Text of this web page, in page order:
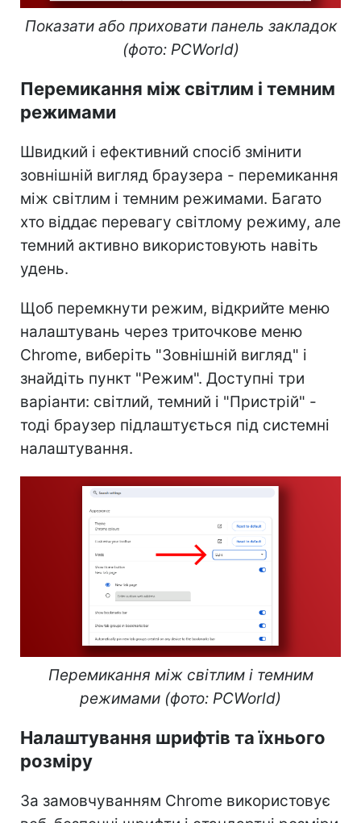
Показати або приховати панель закладок
(фото: PCWorld)
Перемикання між світлим і темним
режимами
Швидкий і ефективний спосіб змінити
зовнішній вигляд браузера - перемикання
між світлим і темним режимами. Багато
хто віддає перевагу світлому режиму, але
темний активно використовують навіть
удень.
Щоб перемкнути режим, відкрийте меню
налаштувань через триточкове меню
Chrome, виберіть "Зовнішній вигляд" і
знайдіть пункт "Режим". Доступні три
варіанти: світлий, темний і "Пристрій" -
тоді браузер підлаштується під системні
налаштування.
Перемикання між світлим і темним
режимами (фото: PCWorld)
Налаштування шрифтів та їхнього
розміру
За замовчуванням Chrome використовує